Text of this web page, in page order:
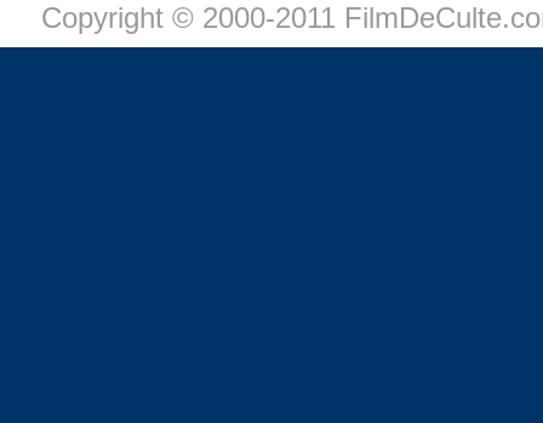
Copyright © 2000-2011